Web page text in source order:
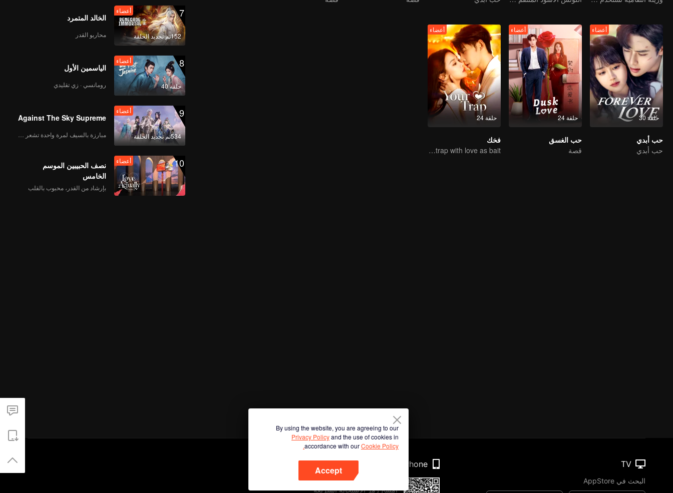
حلقة 30
أعضاء
حب أبدي
حب أبدي
حلقة 24
أعضاء
حب الغسق
قصة
حلقة 24
أعضاء
فخك
Lure you into the trap with love as bait
7
152تم تجديد الحلقة
أعضاء
الخالد المتمرد
محاربو القدر
8
حلقة 40
أعضاء
الياسمين الأول
رومانسي · زي تقليدي
9
534تم تجديد الحلقة
أعضاء
Against The Sky Supreme
10 أعضاء
نصف الحبيبين الموسم
الخامس
بإرشاد من القدر، محبوب بالقلب
By using the website, you are agreeing to our
Privacy Policyand the use of cookies in
accordance with ourCookie Policy.
Accept
TV
البحث في AppStore
Phone
امسح رمز الاستجابة السريعة